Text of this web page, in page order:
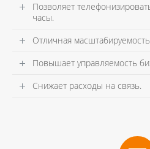
Позволяет
часы.
Отличная
Повышает управляемость
Снижает расходы на связь.